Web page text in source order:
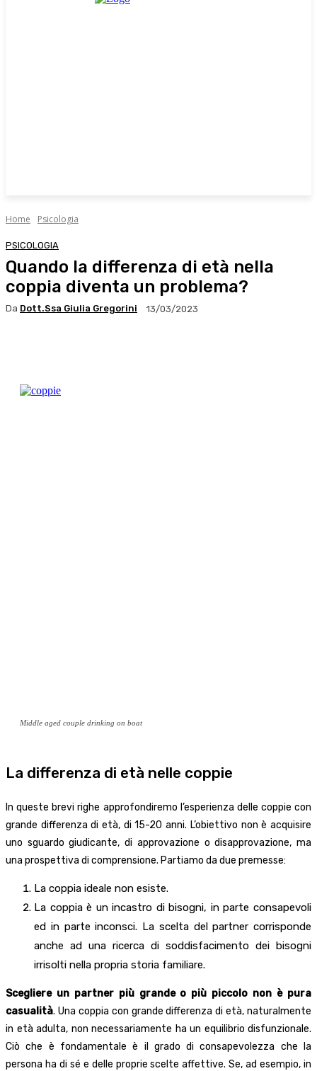
Home Psicologia
PSICOLOGIA
Quando la differenza di età nella
coppia diventa un problema?
Da Dott.ssa Giulia Gregorini 13/03/2023
Middle aged couple drinking on boat
La differenza di età nelle coppie
In queste brevi righe approfondiremo l’esperienza delle coppie con
grande differenza di età, di 15-20 anni. L’obiettivo non è acquisire
uno sguardo giudicante, di approvazione o disapprovazione, ma
una prospettiva di comprensione. Partiamo da due premesse:
La coppia ideale non esiste.
La coppia è un incastro di bisogni, in parte consapevoli
ed in parte inconsci. La scelta del partner corrisponde
anche ad una ricerca di soddisfacimento dei bisogni
irrisolti nella propria storia familiare.
Scegliere un partner più grande o più piccolo non è pura
casualità. Una coppia con grande differenza di età, naturalmente
in età adulta, non necessariamente ha un equilibrio disfunzionale.
Ciò che è fondamentale è il grado di consapevolezza che la
persona ha di sé e delle proprie scelte affettive. Se, ad esempio, in